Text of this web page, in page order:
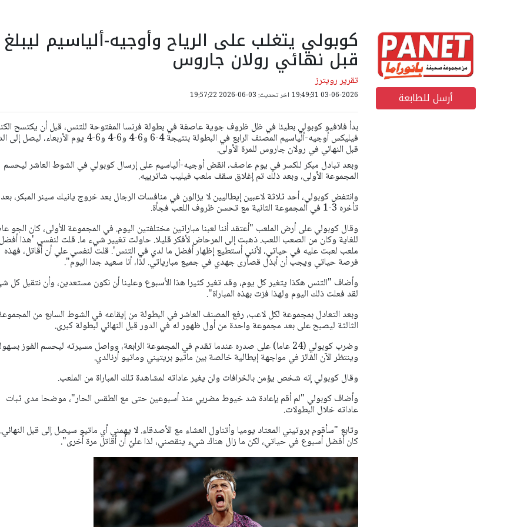
أرسل للطابعة
كوبولي يتغلب على الرياح وأوجيه-ألياسيم ليبلغ
قبل نهائي رولان جاروس
تقرير رويترز
03-06-2026 19:49:31 اخر تحديث: 03-06-2026 19:57:22
بدأ فلافيو كوبولي بطيئا في ظل ظروف جوية عاصفة في بطولة فرنسا المفتوحة للتنس، قبل أن يكتسح
فيليكس أوجيه-ألياسيم المصنف الرابع في البطولة بنتيجة 4-6 و6-4 و6-4 و6-4 يوم الأربعاء،
قبل النهائي في رولان جاروس للمرة الأولى.
وبعد تبادل مبكر للكسر في يوم عاصف، انقض أوجيه-ألياسيم على إرسال كوبولي في الشوط العاشر ليحسم
المجموعة الأولى، وبعد ذلك تم إغلاق سقف ملعب فيليب شاترييه.
وانتفض كوبولي، أحد ثلاثة لاعبين إيطاليين لا يزالون في منافسات الرجال بعد خروج يانيك سينر المبكر، بعد
تأخره 3-1 في المجموعة الثانية مع تحسن ظروف اللعب فجأة.
وقال كوبولي على أرض الملعب "أعتقد أننا لعبنا مباراتين مختلفتين اليوم. في المجموعة الأولى، كان الجو
للغاية وكان من الصعب اللعب.ذهبت إلى المرحاض لأفكر قليلا. حاولت تغيير شيء ما. قلت لنفسي 'هذا أفضل
ملعب لعبت عليه في حياتي، لأنني أستطيع إظهار أفضل ما لدي في التنس'. قلت لنفسي علي أن أقاتل، فهذه
فرصة حياتي ويجب أن أبذل قصارى جهدي في جميع مبارياتي. لذا، أنا سعيد جدا اليوم".
وأضاف "التنس هكذا يتغير كل يوم، وقد تغير كثيرا هذا الأسبوع وعلينا أن نكون مستعدين، وأن نتقبل كل
لقد فعلت ذلك اليوم ولهذا فزت بهذه المباراة".
وبعد التعادل بمجموعة لكل لاعب، رفع المصنف العاشر في البطولة من إيقاعه في الشوط السابع من
الثالثة ليصبح على بعد مجموعة واحدة من أول ظهور له في الدور قبل النهائي لبطولة كبرى.
وضرب كوبولي (24 عاما) على صدره عندما تقدم في المجموعة الرابعة، وواصل مسيرته ليحسم الفوز
وينتظر الآن الفائز في مواجهة إيطالية خالصة بين ماتيو بريتيني وماتيو أرنالدي.
وقال كوبولي إنه شخص يؤمن بالخرافات ولن يغير عاداته لمشاهدة تلك المباراة من الملعب.
وأضاف كوبولي "لم أقم بإعادة شد خيوط مضربي منذ أسبوعين حتى مع الطقس الحار"، موضحا مدى ثبات
عاداته خلال البطولات.
وتابع "سأقوم بروتيني المعتاد يوميا وأتناول العشاء مع الأصدقاء. لا يهمني أي ماتيو سيصل إلى قبل
كان أفضل أسبوع في حياتي، لكن ما زال هناك شيء ينقصني، لذا عليّ أن أقاتل مرة أخرى".